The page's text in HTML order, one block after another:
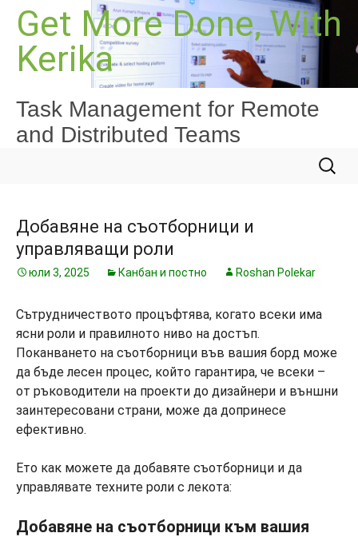
Към
съдържанието
Get More Done, With
Kerika
Task Management for Remote
and Distributed Teams
за:
Добавяне на съотборници и
управляващи роли
юли 3, 2025 Канбан и постно Roshan Polekar
Сътрудничеството процъфтява, когато всеки има
ясни роли и правилното ниво на достъп.
Поканването на съотборници във вашия борд може
да бъде лесен процес, който гарантира, че всеки –
от ръководители на проекти до дизайнери и външни
заинтересовани страни, може да допринесе
ефективно.
Ето как можете да добавяте съотборници и да
управлявате техните роли с лекота:
Добавяне на съотборници към вашия